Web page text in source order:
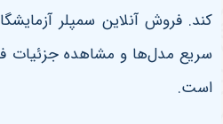
کند. فروش آنلاین سمپلر
سریع مدل‌ها و مشاهده جزئیات
است.